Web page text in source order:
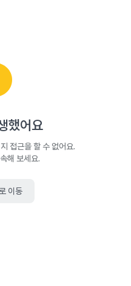
했어요
접근을 할 수 없어요.
해 보세요.
이동